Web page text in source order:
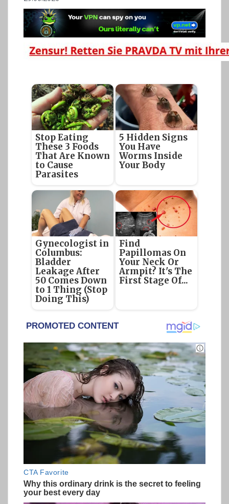
Stop Eating
These 3 Foods
That Are Known
to Cause
Parasites
5 Hidden Signs
You Have
Worms Inside
Your Body
Gynecologist in
Columbus:
Bladder
Leakage After
50 Comes Down
to 1 Thing (Stop
Doing This)
Find
Papillomas On
Your Neck Or
Armpit? It's The
First Stage Of...